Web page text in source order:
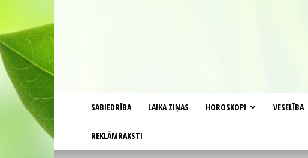
SABIEDRĪBA LAIKA ZIŅAS HOROSKOPI VESELĪBA
REKLĀMRAKSTI